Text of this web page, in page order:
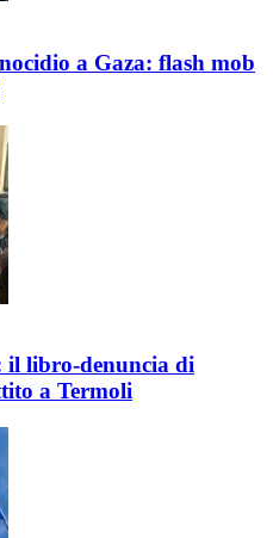
a Gaza: flash mob
il libro-denuncia di
a Termoli